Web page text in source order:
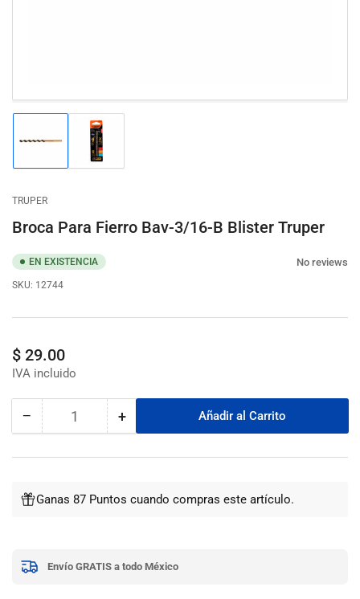
Cargar
1
la
vista
galería
Cargar
imagen
2
de
galería
TRUPER
Broca Para Fierro Bav-3/16-B Blister Truper
EN EXISTENCIA
SKU: 12744
No reviews
Precio
regular
$ 29.00
− Reducir
para
Para
Fierro
B
Blister
Cantidad +Aumentar
para
Fierro
Blister
Añadir al Carrito
Ganas 87 Puntos cuando compras este artículo.
Envío GRATIS a todo México